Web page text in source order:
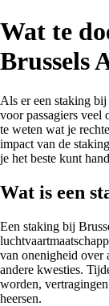
Wat te
Brussels
Als er een staking
voor passagiers veel
te weten wat je
impact van de
je het beste kunt
Wat is een
Een staking bij
van onenigheid over
andere kwesties.
worden,
heersen.